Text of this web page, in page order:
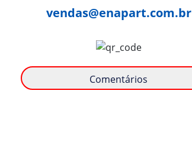
vendas@enapart.com.br
Comentários